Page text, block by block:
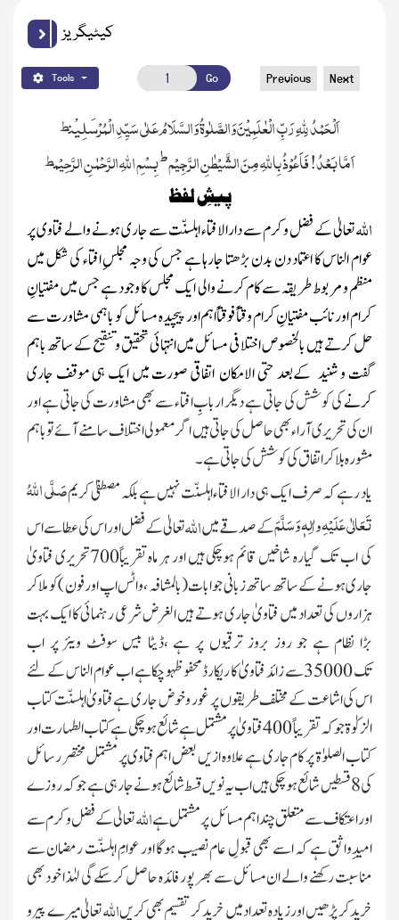
کیٹیگریز
Tools Go Previous Next
اَلْحَمْدُ لِلّٰہِ رَبِّ الْعٰلَمِیْنَ وَالصَّلٰوۃُ وَالسَّلَامُ عَلٰی سَیِّدِالْمُرْسَلِیْنط
اَمَّا بَعْدُ! فَاَعُوْذُ بِاللّٰہِ مِنَ الشَّیْطٰنِ الرَّجِیْمطبِسْمِ اللّٰہِ الرَّحْمٰنِ الرَّحِیْمط
پیشِ لفظ
اللہتعالیٰ کے فضل و کرم سے دار الافتاء اہلسنّت سے جاری ہونے والےفتاوی پر
عوام الناس کا اعتماد دن بدن بڑھتا جارہا ہے جس کی وجہ مجلسِ افتاء کی شکل میں
منظم و مربوط طریقہ سے کام کرنے والی ایک مجلس کا وجود ہے جس میں مفتیانِ
کرام اور نائب مفتیانِ کرام وقتاً فوقتاًاہم اور پیچیدہ مسائل کو باہمشاورت سے
حل کرتے ہیں بالخصوص اختلافی مسائل میں انتہائی تحقیق و تنقیح کے ساتھ باہم
گفت و شنید کےبعد حتی الامکان اتفاقی صورت میں ایک ہی موقف جاری
کرنےکی کوشش کی جاتی ہے دیگر اربابِ افتاء سے بھی مشاورت کی جاتی ہے اور
ان کی تحریری آراء بھی حاصل کی جاتی ہیں اگر معمولی اختلاف سامنے آئے تو باہم
مشورہ بلاکر اتفاق کی کوشش کی جاتی ہے۔
یاد رہے کہ صرف ایک ہی دار الافتاء اہلسنّت نہیں ہے بلکہ مصطفیٰ کریمصَلَّی اللّٰہُ
تَعَالٰی عَلَیْہِ واٰلِہٖ وَسَلَّمَکے صدقے میںاللہتعالیٰ کے فضل اور اس کی عطا سے اس
کی اب تک گیارہ شاخیں قائم ہوچکی ہیں اور ہر ماہ تقریباً700تحریری فتاویٰ
جاری ہونے کے ساتھ ساتھ زبانی جوابات(بالمشافہ ،واٹس اپ اور فون )کو ملاکر
ہزاروں کی تعداد میں فتاویٰ جاری ہوتے ہیں الغرض شرعی رہنمائی کا ایک بہت
بڑا نظام ہے جو روز بروز ترقیوں پر ہے ،ڈیٹا بیس سوفٹ ویئر پر اب
تک 35000سے زائد فتاویٰ کا ریکارڈ محفوظ
ہوچکا ہے اب عوام الناس کے لئے
اس کی اشاعت کے مختلف طریقوں پر غور و خوض جاری ہےفتاویٰ اہلسنّت کتاب
الزکوٰۃ جو کہ تقریبا ً400فتاویٰ پر مشتمل ہے شائع ہو چکی ہے کتاب الطہارت اور
کتاب الصلوٰۃ پر کام جاری ہے علاوہ ازیں بعض اہم فتاوی پر مشتمل مختصر رسائل
کی 8 قسطیں شائع ہوچکی ہیں اب یہ نویں قسط شائع ہونے جارہی ہے جو کہ روزے
اور اعتکاف سے متعلق چند اہم مسائل پر مشتمل ہےاللہتعالیٰ کے فضل و کرم سے
امیدِواثق ہے کہ اسے بھی قبولِ عام نصیب ہوگا اور عوامِ اہلسنّت رمضان سے
مناسبت رکھنے والے ان مسائل سے بھر پور فائدہ حاصل کرسکے گی لہٰذا خود بھی
خرید کر پڑھیں اور زیادہ تعداد میں خرید کر تقسیم بھی کریںاللہتعالیٰ میرے پیر و